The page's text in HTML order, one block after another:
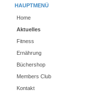
HAUPTMENÜ
Home
Aktuelles
Fitness
Ernährung
Büchershop
Members Club
Kontakt